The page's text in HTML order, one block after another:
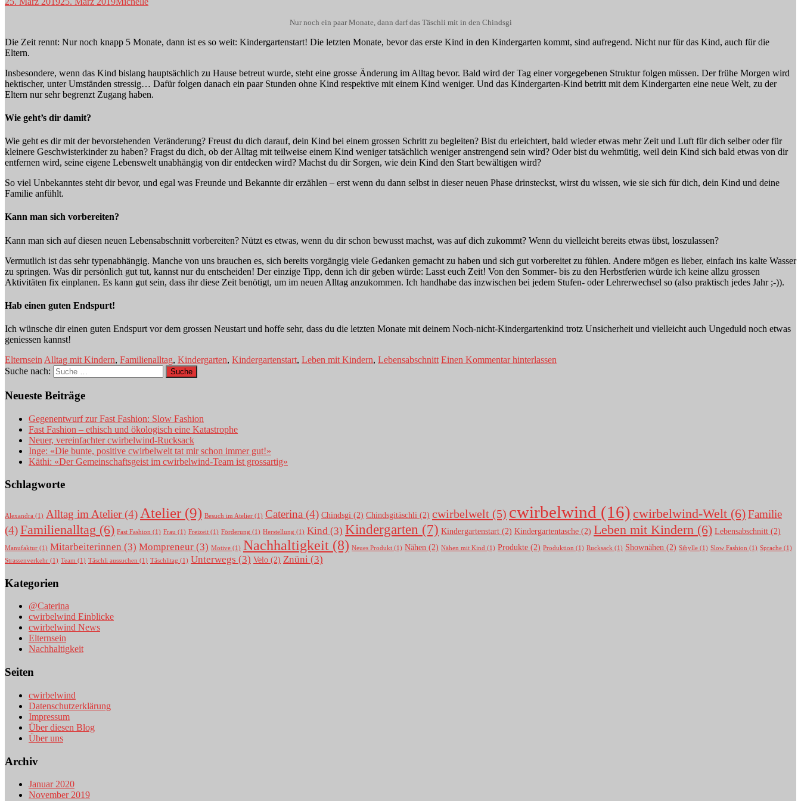
Nur noch ein paar Monate, dann darf das Täschli mit in den Chindsgi
Die Zeit rennt: Nur noch knapp 5 Monate, dann ist es so weit: Kindergartenstart! Die letzten Monate, bevor das erste Kind in den Kindergarten kommt, sind aufregend. Nicht nur für das Kind, auch für die
Eltern.
Insbesondere, wenn das Kind bislang hauptsächlich zu Hause betreut wurde, steht eine grosse Änderung im Alltag bevor. Bald wird der Tag einer vorgegebenen Struktur folgen müssen. Der frühe Morgen wird
hektischer, unter Umständen stressig… Dafür folgen danach ein paar Stunden ohne Kind respektive mit einem Kind weniger. Und das Kindergarten-Kind betritt mit dem Kindergarten eine neue Welt, zu der
Eltern nur sehr begrenzt Zugang haben.
Wie geht’s dir damit?
Wie geht es dir mit der bevorstehenden Veränderung? Freust du dich darauf, dein Kind bei einem grossen Schritt zu begleiten? Bist du erleichtert, bald wieder etwas mehr Zeit und Luft für dich selber oder für
kleinere Geschwisterkinder zu haben? Fragst du dich, ob der Alltag mit teilweise einem Kind weniger tatsächlich weniger anstrengend sein wird? Oder bist du wehmütig, weil dein Kind sich bald etwas von dir
entfernen wird, seine eigene Lebenswelt unabhängig von dir entdecken wird? Machst du dir Sorgen, wie dein Kind den Start bewältigen wird?
So viel Unbekanntes steht dir bevor, und egal was Freunde und Bekannte dir erzählen – erst wenn du dann selbst in dieser neuen Phase drinsteckst, wirst du wissen, wie sie sich für dich, dein Kind und deine
Familie anfühlt.
Kann man sich vorbereiten?
Kann man sich auf diesen neuen Lebensabschnitt vorbereiten? Nützt es etwas, wenn du dir schon bewusst machst, was auf dich zukommt? Wenn du vielleicht bereits etwas übst, loszulassen?
Vermutlich ist das sehr typenabhängig. Manche von uns brauchen es, sich bereits vorgängig viele Gedanken gemacht zu haben und sich gut vorbereitet zu fühlen. Andere mögen es lieber, einfach ins kalte Wasser
zu springen. Was dir persönlich gut tut, kannst nur du entscheiden! Der einzige Tipp, denn ich dir geben würde: Lasst euch Zeit! Von den Sommer- bis zu den Herbstferien würde ich keine allzu grossen
Aktivitäten fix einplanen. Es kann gut sein, dass ihr diese Zeit benötigt, um im neuen Alltag anzukommen. Ich handhabe das inzwischen bei jedem Stufen- oder Lehrerwechsel so (also praktisch jedes Jahr ;-)).
Hab einen guten Endspurt!
Ich wünsche dir einen guten Endspurt vor dem grossen Neustart und hoffe sehr, dass du die letzten Monate mit deinem Noch-nicht-Kindergartenkind trotz Unsicherheit und vielleicht auch Ungeduld noch etwas
geniessen kannst!
Elternsein Alltag mit Kindern, Familienalltag, Kindergarten, Kindergartenstart, Leben mit Kindern, Lebensabschnitt Einen Kommentar hinterlassen
Suche nach:
Neueste Beiträge
Gegenentwurf zur Fast Fashion: Slow Fashion
Fast Fashion – ethisch und ökologisch eine Katastrophe
Neuer, vereinfachter cwirbelwind-Rucksack
Inge: «Die bunte, positive cwirbelwelt tat mir schon immer gut!»
Käthi: «Der Gemeinschaftsgeist im cwirbelwind-Team ist grossartig»
Schlagworte
Alexandra (1) Alltag im Atelier(4) Atelier (9) Besuch im Atelier (1) Caterina (4) Chindsgi (2) Chindsgitäschli (2) cwirbelwelt (5) cwirbelwind (16) cwirbelwind-Welt (6)Familie
(4)Familienalltag (6) Fast Fashion (1) Frau (1) Freizeit (1) Förderung (1) Herstellung (1) Kind (3) Kindergarten (7) Kindergartenstart (2) Kindergartentasche (2) Leben mit Kindern (6) Lebensabschnitt (2)
Manufaktur (1) Mitarbeiterinnen (3) Mompreneur (3) Motive (1) Nachhaltigkeit (8) Neues Produkt (1) Nähen (2) Nähen mit Kind (1) Produkte (2) Produktion (1) Rucksack (1) Shownähen (2) Sibylle (1) Slow Fashion (1) Sprache (1)
Strassenverkehr (1) Team (1) Täschli aussuchen (1) Täschlitag (1) Unterwegs (3) Velo (2) Znüni (3)
Kategorien
@Caterina
cwirbelwind Einblicke
cwirbelwind News
Elternsein
Nachhaltigkeit
Seiten
cwirbelwind
Datenschutzerklärung
Impressum
Über diesen Blog
Über uns
Archiv
Januar 2020
November 2019